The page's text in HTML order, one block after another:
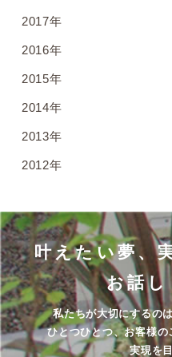
2017年
2016年
2015年
2014年
2013年
2012年
叶えたい夢、
お話
私たちが大切にするの
ひとつひとつ、お客様
実現を